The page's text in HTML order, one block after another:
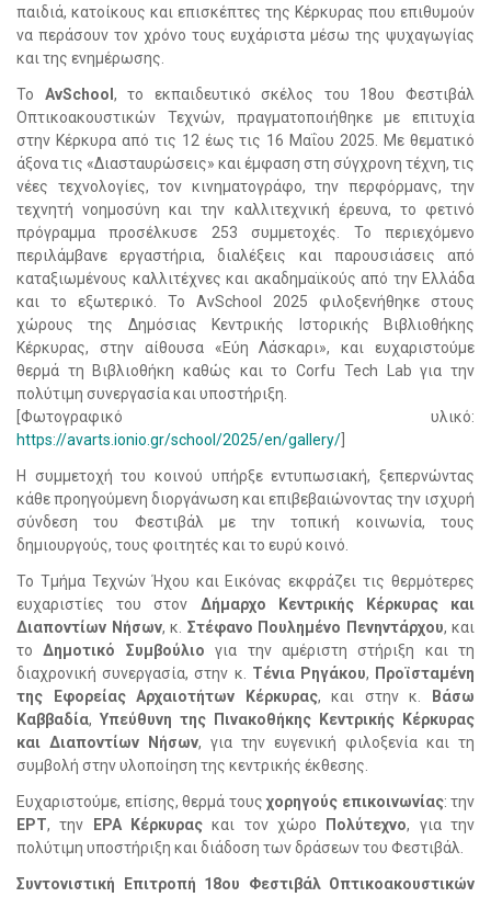
παιδιά, κατοίκους και επισκέπτες της Κέρκυρας που επιθυμούν
να περάσουν τον χρόνο τους ευχάριστα μέσω της ψυχαγωγίας
και της ενημέρωσης.
Το AvSchool , το εκπαιδευτικό σκέλος του 18ου Φεστιβάλ
Οπτικοακουστικών Τεχνών, πραγματοποιήθηκε με επιτυχία
στην Κέρκυρα από τις 12 έως τις 16 Μαΐου 2025. Με θεματικό
άξονα τις «Διασταυρώσεις» και έμφαση στη σύγχρονη τέχνη, τις
νέες τεχνολογίες, τον κινηματογράφο, την περφόρμανς, την
τεχνητή νοημοσύνη και την καλλιτεχνική έρευνα, το φετινό
πρόγραμμα προσέλκυσε 253 συμμετοχές. Το περιεχόμενο
περιλάμβανε εργαστήρια, διαλέξεις και παρουσιάσεις από
καταξιωμένους καλλιτέχνες και ακαδημαϊκούς από την Ελλάδα
και το εξωτερικό. Το AvSchool 2025 φιλοξενήθηκε στους
χώρους της Δημόσιας Κεντρικής Ιστορικής Βιβλιοθήκης
Κέρκυρας, στην αίθουσα «Εύη Λάσκαρι», και ευχαριστούμε
θερμά τη Βιβλιοθήκη καθώς και το Corfu Tech Lab για την
πολύτιμη συνεργασία και υποστήριξη.
[Φωτογραφικό υλικό:
https://avarts.ionio.gr/school/2025/en/gallery/
Η συμμετοχή του κοινού υπήρξε εντυπωσιακή, ξεπερνώντας
κάθε προηγούμενη διοργάνωση και επιβεβαιώνοντας την ισχυρή
σύνδεση του Φεστιβάλ με την τοπική κοινωνία, τους
δημιουργούς, τους φοιτητές και το ευρύ κοινό.
Το Τμήμα Τεχνών Ήχου και Εικόνας εκφράζει τις θερμότερες
ευχαριστίες του στον Δήμαρχο Κεντρικής Κέρκυρας και
Διαποντίων Νήσων, κ. Στέφανο Πουλημένο Πενηντάρχου, και
τοΔημοτικό Συμβούλιο για την αμέριστη στήριξη και τη
διαχρονική συνεργασία, στην κ. Τένια Ρηγάκου, Προϊσταμένη
της Εφορείας Αρχαιοτήτων Κέρκυρας, και στην κ.
Βάσω
Καββαδία, Υπεύθυνη της Πινακοθήκης Κεντρικής Κέρκυρας
και Διαποντίων Νήσων, για την ευγενική φιλοξενία και τη
συμβολή στην υλοποίηση της κεντρικής έκθεσης.
Ευχαριστούμε, επίσης, θερμά τουςχορηγούς επικοινωνίας: την
ΕΡΤ, την ΕΡΑ Κέρκυρας και τον χώρο Πολύτεχνο, για την
πολύτιμη υποστήριξη και διάδοση των δράσεων του Φεστιβάλ.
Συντονιστική Επιτροπή 18ου Φεστιβάλ Οπτικοακουστικών